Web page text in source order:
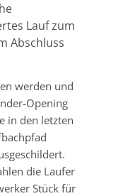
Lauf zum
Abschluss
werden und
Opening
in den letzten
die Laufer
Stück für